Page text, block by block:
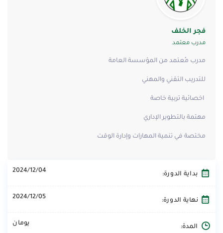
فجر الخلف
مدرب معتمد
مدرب مُعتمد من المؤسسة العامة
للتدريب التقني والمهني
اخصائية تربية خاصة
مهتمة بالتطوير الإداري
⁠مختصة في تنمية المهارات وإدارة الوقت
بداية الدورة: 2024/12/04
نهاية الدورة: 2024/12/05
المدة: يومان